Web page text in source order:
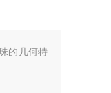
的几何特